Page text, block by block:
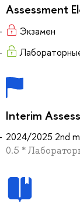
Assessment
Экзамен
Interim
2024/2025 2nd
0.5 *